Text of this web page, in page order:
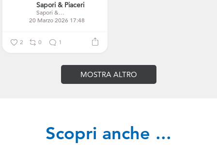
Sapori & Piaceri
Sapori & Piaceri
20 Marzo 2026 17:48
2 0 1
MOSTRA ALTRO
Scopri anche ...